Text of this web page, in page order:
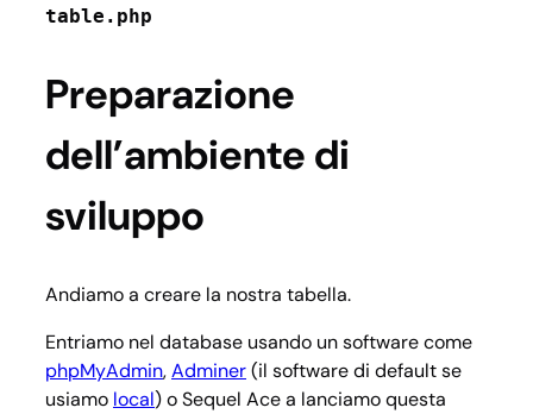
table.php
Preparazione
dell’ambiente di
sviluppo
Andiamo a creare la nostra tabella.
Entriamo nel database usando un software come
phpMyAdmin,Adminer(il software di default se
usiamo local) o Sequel Ace a lanciamo questa